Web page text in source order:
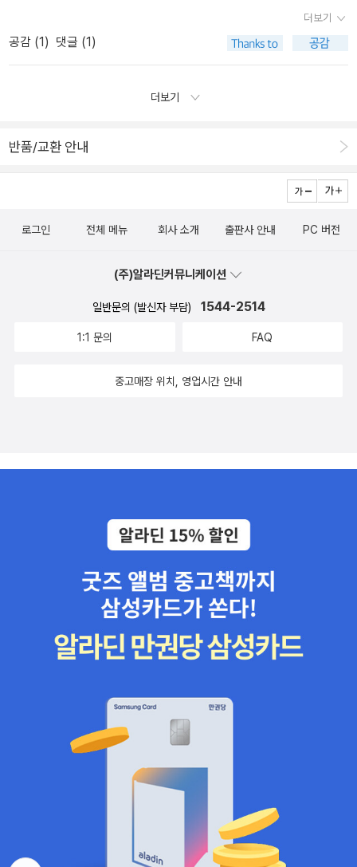
니다. 조지 레이코프의 <코끼리는 생각하지마>, <책공장 베네치아>,
<세계신화여행>, <세계사를 품은 영어 이야기>, <삶은 어떻게 예술
이 되는가>, 고종석의 <불순한 언어가 아름답다>, 김형수의 <삶은 어
<사피엔스>를 꼽습니다. 모두 매우 훌륭한 책이지만, 유발 하라리의
다.
이었다. 러시아는 어떻다더라, 러시아 대통령에 대한 굵직한 뉴스속
이름만 기억할 뿐이었는데, 러시아 역사와 문화를 접할 수 있었다. 6
개월의 신간평가단을 보내놓고보니 생각보다 시간이 빨리 흘렀다는
들, 익숙한 작가들의 작품을 만날수 있어서 굉장히 행복한 시간이었
것에 아쉬움 가득이었다.음,, 신간 평가단 계속하면 더 좋겠다는 생각
을 해본다.
권, 그 정도 쯤이야 뭐, 하고 시작했던 활동이었는데, 이제와서 생각해
보면 신간평가단이 아니었다면 아마 이번 상반기에 책을 읽지 않지
않았을까 한다. 그 정도로 유독 독서에 메마른 6개월이 갔다. 중간중
간 포기할까, 싶던 순간이 분명 있었지만, 어쨌거나 마침표를 찍는 글
래너리 오코너> (라고 쓰고 둔기라고 읽는다)2. 3월- 코멕 메카시 <
기라고 읽는다)3. 4월- 무라카미 류 <55세부터 헬로 라이프>, 나지
기를>, 오에 겐자부로 <익사>5. 6월- 줄리언 반스 <용감한 친구들>,
엄청났다)6. 7월- 장강명 <한국이 싫어서>, 필립 로스 <네메시스
스스로도 이 책이 제일 인상깊으리라 생각하지 못했던 터라,
선정하면서도 조금 놀랐다. 이것저것 재고 따지지 말고 그저 '신간평
계속해서 이어지는 익숙하지 않은 이름들과 역사에 읽는 내내 힘들었
한국작가 구병모의 <그것이 나만은 아니기를>이 빠질 수 없을테고독
특한 형식으로 삶과 죽음에 대해 논한 코맥 메카시의 <선셋 리미티드
르시아의 <구제불능 낙천주의자 클럽> 역시 들어가야 할테다.여기에
마지막으로 더하고 싶은 작품은, 음, 조금 고민은 되지만, 장강명의 <
서> 사이에서 고민했는데, <우리동네 아이들>이 정말이지 잘 짜여
다 쉽고 가독성이 있는 소설이니, 사실 고르기가 어렵다는 것이 함정
이다. 둘 다 동등하게 좋았다고 생각해주기를 바란다. 이번 상반기에
알라딘에게서 받은 것이 많다.신간평가단 도서들이 그 중 하나일 텐
데, 그 어느 것보다도 값졌다.다음 기회가 있다면, 소설을 편식하는 이
기질을 고치기 위해 인문 쪽에 도전 해보고 싶다. 그럼, 나 뿐만이 아
니라 함께 했던 모든 신간평가단 15기들의 즐거운 독서가 계속 이어
지기를 바라면서. *)p.s 알라딘, 굿즈 좀 그만 예쁘게 만들어요...통장
비었는데 현기증 난단 말이예요....
더보기
공감 (1) 댓글 (1)
더보기
반품/교환 안내
로그인 전체 메뉴 회사 소개 출판사 안내 PC 버전
(주)알라딘커뮤니케이션
일반문의 (발신자 부담) 1544-2514
1:1 문의 FAQ
중고매장 위치, 영업시간 안내